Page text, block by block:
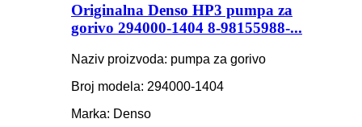
Originalna Denso HP3 pumpa za
gorivo 294000-1404 8-98155988-...
Naziv proizvoda: pumpa za gorivo
Broj modela: 294000-1404
Marka: Denso